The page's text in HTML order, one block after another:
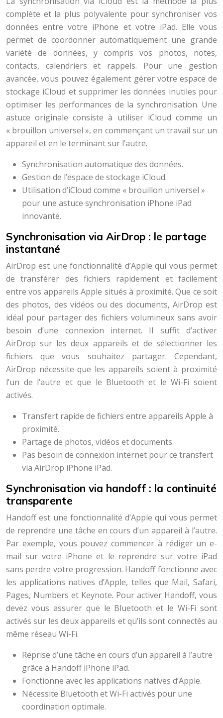
complète et la plus polyvalente pour synchroniser vos
données entre votre iPhone et votre iPad. Elle vous
permet de coordonner automatiquement une grande
variété de données, y compris vos photos, notes,
contacts, calendriers et rappels. Pour une gestion
avancée, vous pouvez également gérer votre espace de
stockage iCloud et supprimer les données inutiles pour
optimiser les performances de la synchronisation. Une
astuce originale consiste à utiliser iCloud comme un
« brouillon universel », en commençant un travail sur un
appareil et en le terminant sur l’autre.
Synchronisation automatique des données.
Gestion de l’espace de stockage iCloud.
Utilisation d’iCloud comme « brouillon universel »
pour une astuce synchronisation iPhone iPad
innovante.
Synchronisation via AirDrop : le partage
instantané
AirDrop est une fonctionnalité d’Apple qui vous permet
de transférer des fichiers rapidement et facilement
entre vos appareils Apple situés à proximité. Que ce soit
des photos, des vidéos ou des documents, AirDrop est
idéal pour partager des fichiers volumineux sans avoir
besoin d’une connexion internet. Il suffit d’activer
AirDrop sur les deux appareils et de sélectionner les
fichiers que vous souhaitez partager. Cependant,
AirDrop nécessite que les appareils soient à proximité
l’un de l’autre et que le Bluetooth et le Wi-Fi soient
activés.
Transfert rapide de fichiers entre appareils Apple à
proximité.
Partage de photos, vidéos et documents.
Pas besoin de connexion internet pour ce transfert
via AirDrop iPhone iPad.
Synchronisation via handoff : la continuité
transparente
Handoff est une fonctionnalité d’Apple qui vous permet
de reprendre une tâche en cours d’un appareil à l’autre.
Par exemple, vous pouvez commencer à rédiger un e-
mail sur votre iPhone et le reprendre sur votre iPad
sans perdre votre progression. Handoff fonctionne avec
les applications natives d’Apple, telles que Mail, Safari,
Pages, Numbers et Keynote. Pour activer Handoff, vous
devez vous assurer que le Bluetooth et le Wi-Fi sont
activés sur les deux appareils et qu’ils sont connectés au
même réseau Wi-Fi.
Reprise d’une tâche en cours d’un appareil à l’autre
grâce à Handoff iPhone iPad.
Fonctionne avec les applications natives d’Apple.
Nécessite Bluetooth et Wi-Fi activés pour une
coordination optimale.